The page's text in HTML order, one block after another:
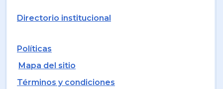
Directorio institucional
Políticas
Mapa del sitio
Términos y condiciones